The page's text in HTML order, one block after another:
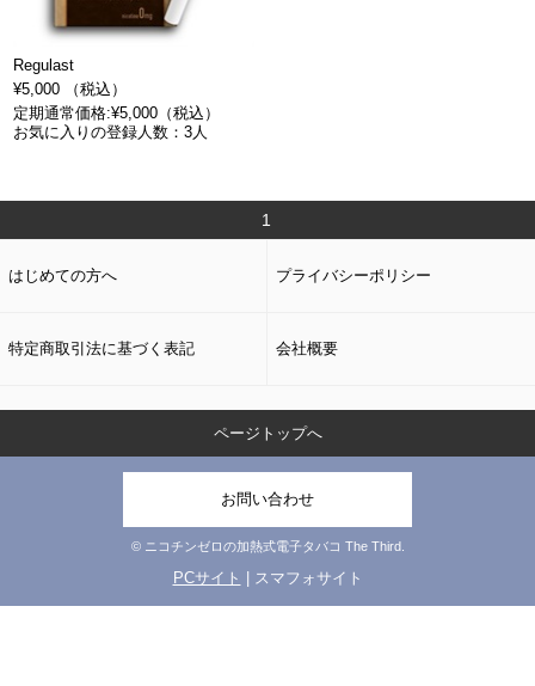
Regulast
¥5,000 （税込）
定期通常価格:¥5,000（税込）
お気に入りの登録人数：3人
1
はじめての方へ プライバシーポリシー
特定商取引法に基づく表記 会社概要
ページトップへ
お問い合わせ
© ニコチンゼロの加熱式電子タバコ The Third.
PCサイト | スマフォサイト